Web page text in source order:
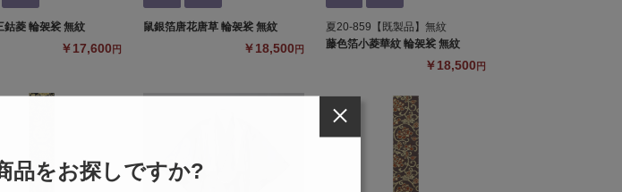
鈷菱 輪袈裟 無紋
￥17,600 円
鼠銀箔唐花唐草 輪袈裟 無紋
￥18,500 円
夏20-859【既製品】無紋
藤色箔小菱華紋 輪袈裟 無紋
￥18,500 円
品をお探しですか?